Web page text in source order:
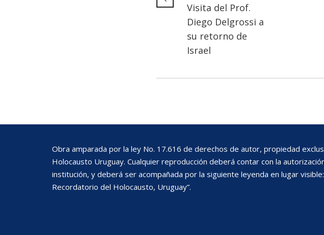
Visita del Prof.
Diego Delgrossi a
su retorno de
Israel
Obra amparada por la ley No. 17.616 de derechos de autor, propiedad
Holocausto Uruguay. Cualquier reproducción deberá contar con la
institución, y deberá ser acompañada por la siguiente leyenda en lugar
Recordatorio del Holocausto, Uruguay”.